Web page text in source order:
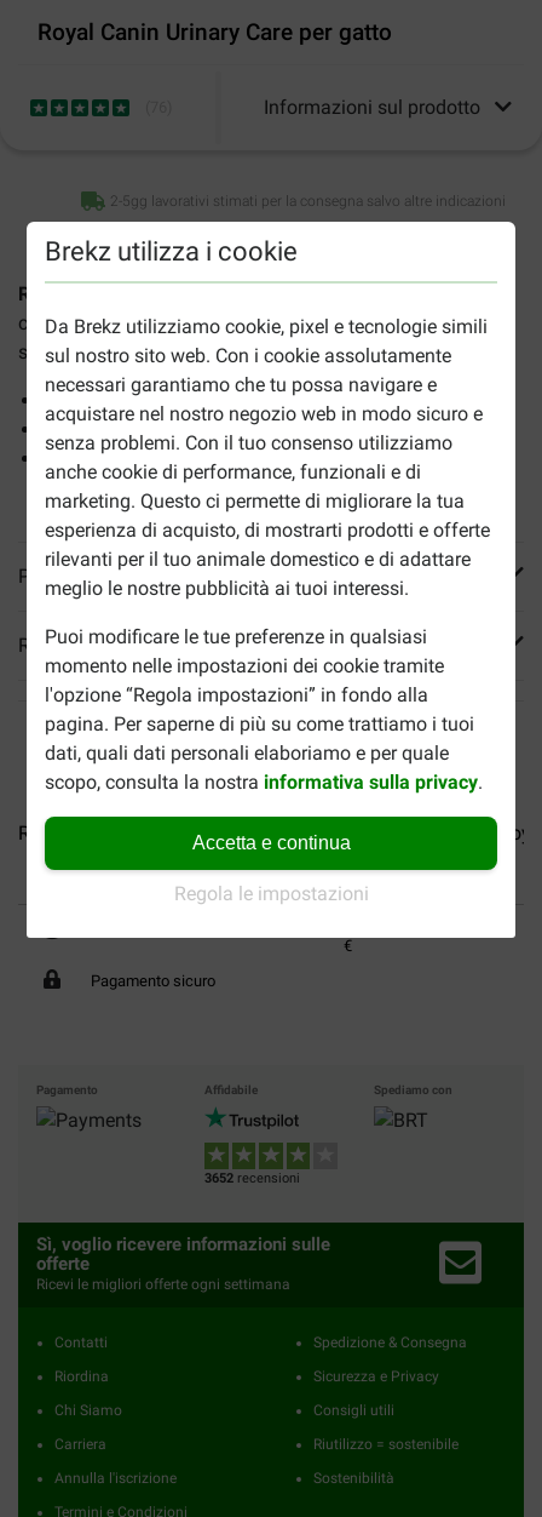
Brekz utilizza i cookie
Da Brekz utilizziamo cookie, pixel e tecnologie simili
sul nostro sito web. Con i cookie assolutamente
necessari garantiamo che tu possa navigare e
acquistare nel nostro negozio web in modo sicuro e
senza problemi. Con il tuo consenso utilizziamo
anche cookie di performance, funzionali e di
marketing. Questo ci permette di migliorare la tua
esperienza di acquisto, di mostrarti prodotti e offerte
rilevanti per il tuo animale domestico e di adattare
meglio le nostre pubblicità ai tuoi interessi.
Puoi modificare le tue preferenze in qualsiasi
momento nelle impostazioni dei cookie tramite
l'opzione “Regola impostazioni” in fondo alla
pagina. Per saperne di più su come trattiamo i tuoi
dati, quali dati personali elaboriamo e per quale
scopo, consulta la nostra informativa sulla privacy.
Accetta e continua
Regola le impostazioni
Royal Canin Urinary Care per gatto
Informazioni sul prodotto
2-5gg lavorativi stimati per la consegna salvo altre indicazioni
Royal Canin Urinary Care per gatto
completo e bilanciato, adatto ad ogni gatto, speciale per
sostenere la salute delle vie urinarie.
Sostiene la salute delle vie urinarie
Contribuisce alla composizione ottimale dell'urina
Da abbinare al cibo umido corrispondente, che puoi
ordinare a
parte qui sopra.
Più informazioni
Reviews
Royal Canin per gatto Adult... Royal Canin Regular...
€
Pagamento sicuro
Pagamento Affidabile
3652 recensioni
Spediamo con
Sì, voglio ricevere informazioni sulle
offerte
Ricevi le migliori offerte ogni settimana
Contatti
Riordina
Chi Siamo
Carriera
Annulla l'iscrizione
Termini e Condizioni
Spedizione & Consegna
Sicurezza e Privacy
Consigli utili
Riutilizzo = sostenibile
Sostenibilità